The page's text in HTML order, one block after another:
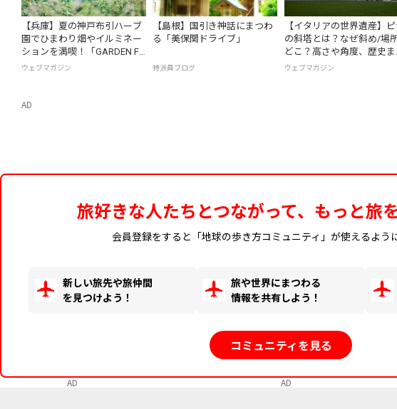
【兵庫】夏の神戸布引ハーブ
園でひまわり畑やイルミネー
ションを満喫！「GARDEN FE
ST 2026 -Summer-」が開催中
ウェブマガジン
【島根】国引き神話にまつわ
る「美保関ドライブ」
特派員ブログ
【イタリアの世界遺産】
の斜塔とは？なぜ斜め/場
どこ？高さや角度、歴史ま
解説
ウェブマガジン
AD
旅好きな人たちとつながって、もっと旅
会員登録をすると「地球の歩き方コミュニティ」が使えるよう
新しい旅先や旅仲間
を見つけよう！
旅や世界にまつわる
情報を共有しよう！
コミュニティを見る
AD AD